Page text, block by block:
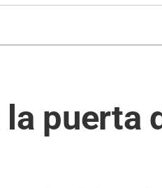
puerta